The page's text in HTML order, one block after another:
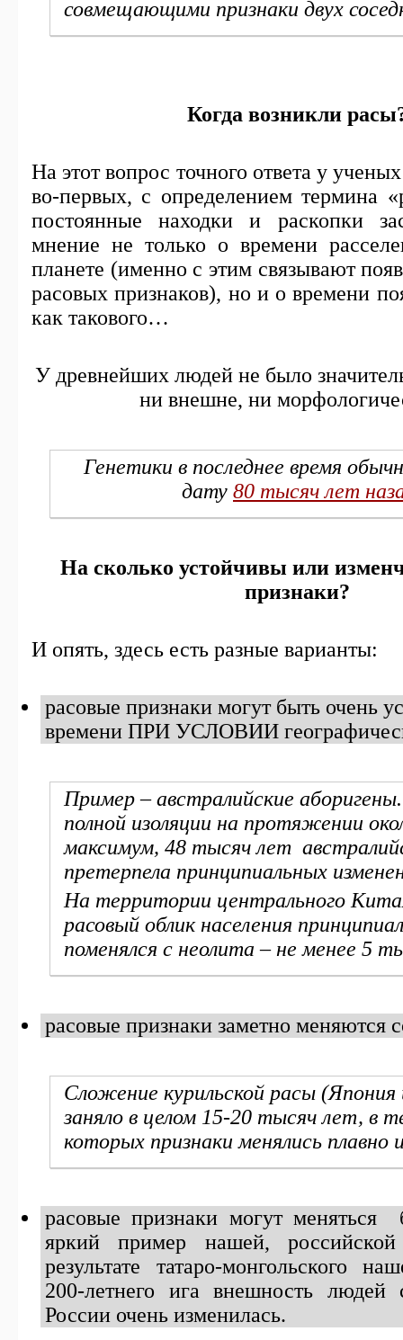
совмещающими признаки двух
Когда возникли
На этот вопрос точного ответа у
во-первых, с определением термина
постоянные находки и раскопки
мнение не только о времени
планете (именно с этим связывают
расовых признаков), но и о времени
как такового…
У древнейших людей не было
ни внешне, ни
Генетики в последнее время
дату 80 тысяч лет
На сколько устойчивы или
признаки?
И опять, здесь есть разные варианты:
расовые признаки могут быть очень
времени ПРИ УСЛОВИИ
Пример – австралийские
полной изоляции на протяжении
максимум, 48 тысяч лет
претерпела принципиальных
На территории центрального
расовый облик населения
поменялся с неолита – не менее 5
расовые признаки заметно меняются
Сложение курильской расы (Япония
заняло в целом 15-20 тысяч лет, в
которых признаки менялись плавно
расовые признаки могут
яркий пример нашей,
результате татаро-монгольского
200-летнего ига внешность людей
России очень изменилась.